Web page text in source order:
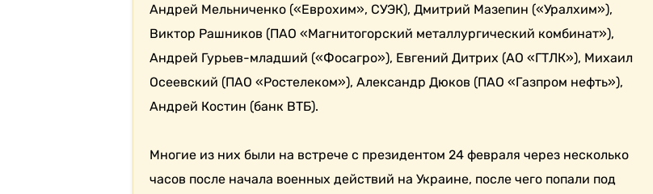
Андрей Мельниченко («Еврохим», СУЭК), Дмитрий Мазепин («Уралхим»),
Виктор Рашников (ПАО «Магнитогорский металлургический комбинат»),
Андрей Гурьев-младший («Фосагро»), Евгений Дитрих (АО «ГТЛК»), Михаил
Осеевский (ПАО «Ростелеком»), Александр Дюков (ПАО «Газпром нефть»),
Андрей Костин (банк ВТБ).
Многие из них были на встрече с президентом 24 февраля через несколько
часов после начала военных действий на Украине, после чего попали под